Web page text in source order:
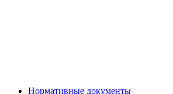
Нормативные документы